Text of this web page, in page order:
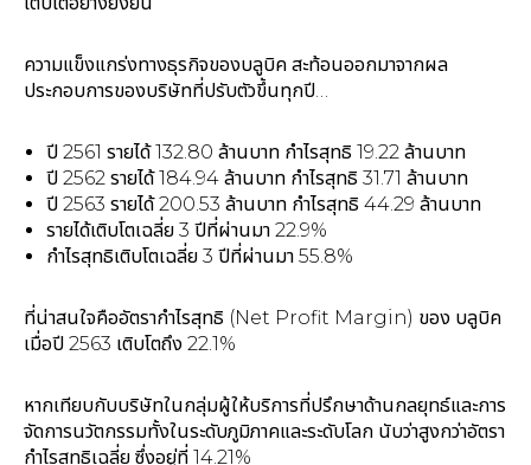
ความแข็งแกร่งทางธุรกิจของบลูบิค สะท้อนออกมาจากผล
ประกอบการของบริษัทที่ปรับตัวขึ้นทุกปี…
ปี 2561 รายได้ 132.80 ล้านบาท กำไรสุทธิ 19.22 ล้านบาท
ปี 2562 รายได้ 184.94 ล้านบาท กำไรสุทธิ 31.71 ล้านบาท
ปี 2563 รายได้ 200.53 ล้านบาท กำไรสุทธิ 44.29 ล้านบาท
รายได้เติบโตเฉลี่ย 3 ปีที่ผ่านมา 22.9%
กำไรสุทธิเติบโตเฉลี่ย 3 ปีที่ผ่านมา 55.8%
ที่น่าสนใจคืออัตรากำไรสุทธิ (Net Profit Margin) ของ บลูบิค
เมื่อปี 2563 เติบโตถึง 22.1%
หากเทียบกับบริษัทในกลุ่มผู้ให้บริการที่ปรึกษาด้านกลยุทธ์และการ
จัดการนวัตกรรมทั้งในระดับภูมิภาคและระดับโลก นับว่าสูงกว่าอัตรา
กำไรสุทธิเฉลี่ย ซึ่งอยู่ที่ 14.21%